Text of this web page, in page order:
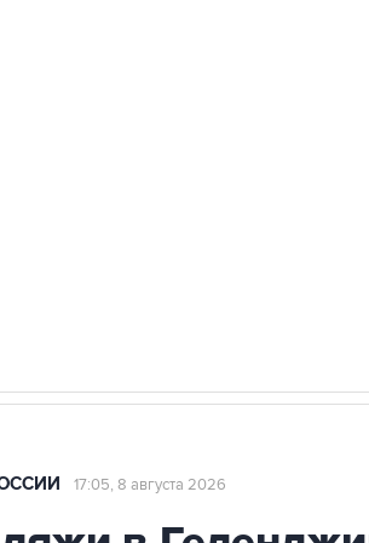
17:05, 8 августа 2026